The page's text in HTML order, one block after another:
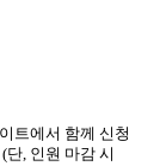
트에서 함께 신청
, 인원 마감 시